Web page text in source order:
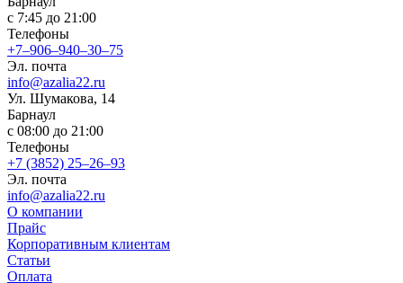
с 7:45 до 21:00
Телефоны
+7‒906‒940‒30‒75
Эл. почта
info@azalia22.ru
​Ул. Шумакова, 14
Барнаул
с 08:00 до 21:00
Телефоны
+7 (3852) 25‒26‒93
Эл. почта
info@azalia22.ru
О компании
Прайс
Корпоративным клиентам
Статьи
Оплата